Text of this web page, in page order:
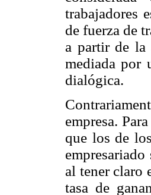
trabajadores
de fuerza de
a partir de la
mediada por
dialógica.
empresa.
que los de
al tener claro
tasa de